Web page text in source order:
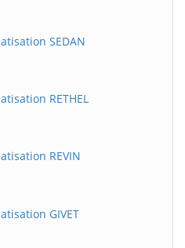
SEDAN
RETHEL
REVIN
GIVET